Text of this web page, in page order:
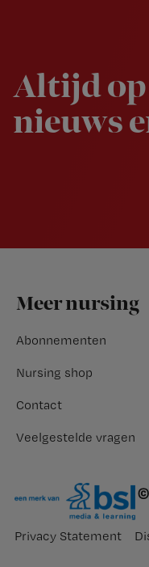
Altijd op
nieuws
Footer
Meer nursing
Abonnementen
Nursing shop
Contact
Veelgestelde vragen
©
Privacy Statement